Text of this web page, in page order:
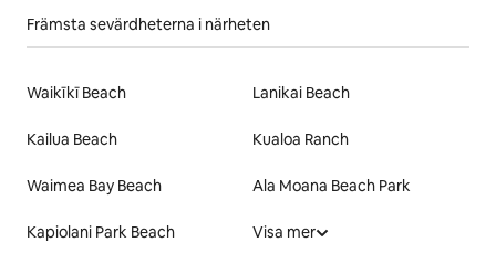
Främsta sevärdheterna i närheten
Waikīkī Beach Lanikai Beach
Kailua Beach Kualoa Ranch
Waimea Bay Beach Ala Moana Beach Park
Kapiolani Park Beach Visa mer